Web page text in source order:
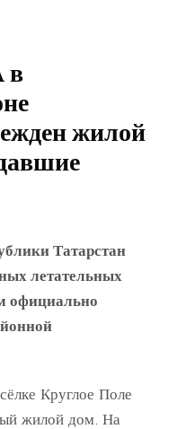
в
жилой
Татарстан
летательных
официально
Круглое Поле
жилой дом. На